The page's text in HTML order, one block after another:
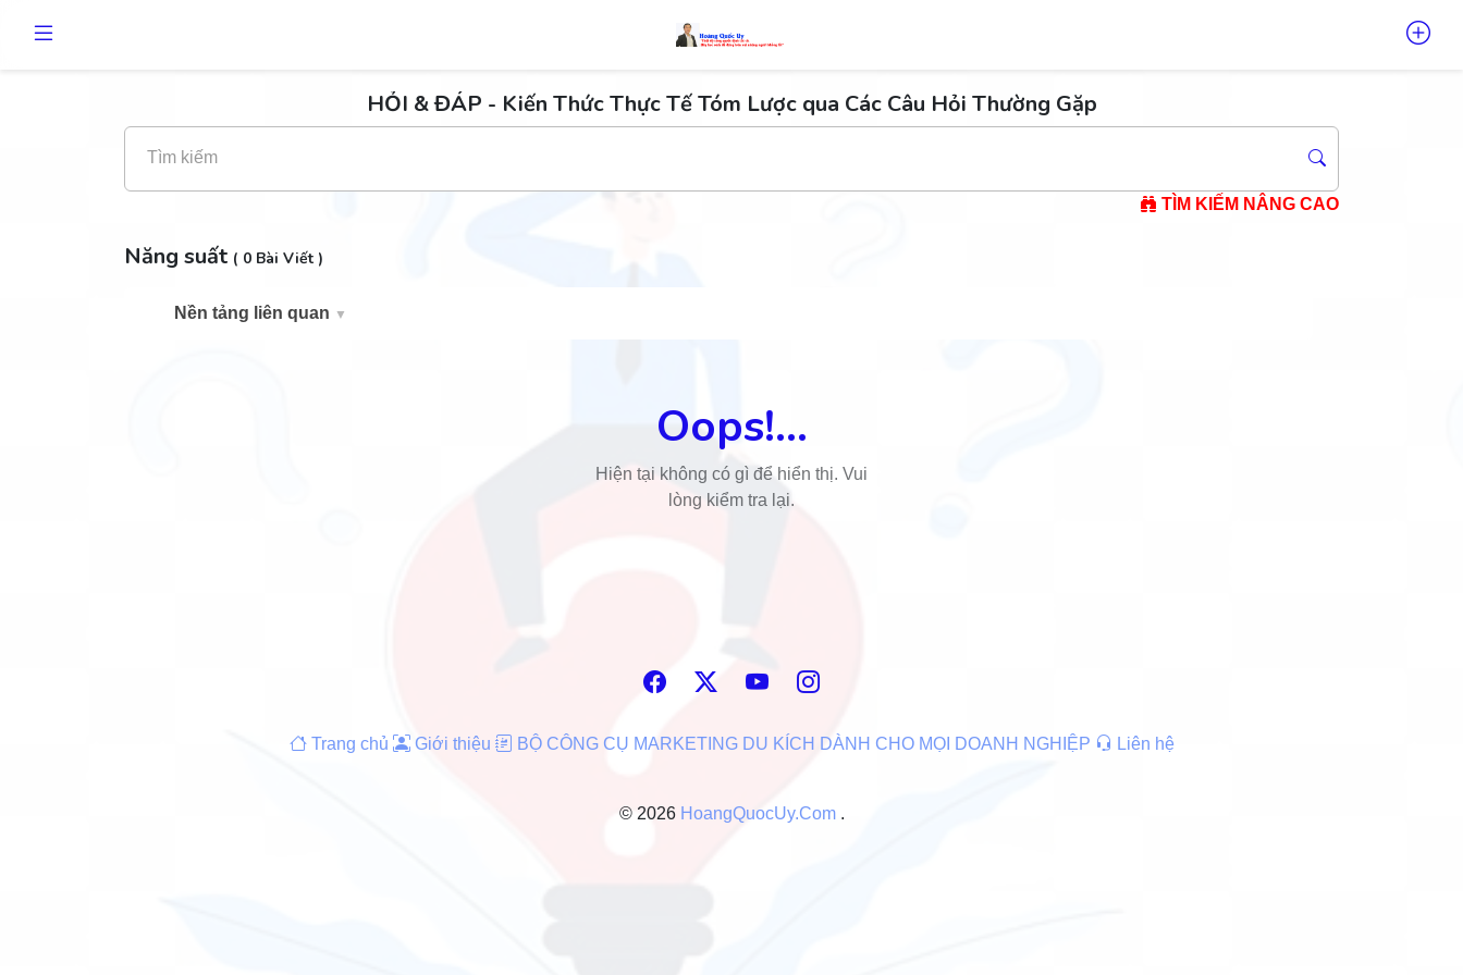
HỎI & ĐÁP - Kiến Thức Thực Tế Tóm Lược qua Các Câu Hỏi Thường Gặp
Tìm kiếm
TÌM KIẾM NÂNG CAO
Năng suất ( 0 Bài Viết )
Nền tảng liên quan ▼
Oops!...
Hiện tại không có gì để hiển thị. Vui
lòng kiểm tra lại.
Trang chủ Giới thiệu BỘ CÔNG CỤ MARKETING DU KÍCH DÀNH CHO MỌI DOANH NGHIỆP Liên hệ
© 2026 HoangQuocUy.Com .